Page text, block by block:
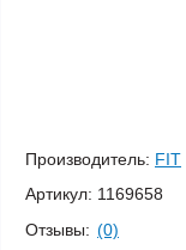
Производитель: FIT
Артикул: 1169658
Отзывы: (0)